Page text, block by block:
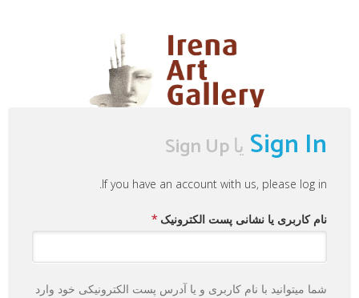
Sign In یاSign Up
If you have an account with us, please log in.
نام کاربری یا نشانی پست الکترونیک *
شما میتوانید با نام کاربری و یا آدرس پست الکترونیکی خود وارد